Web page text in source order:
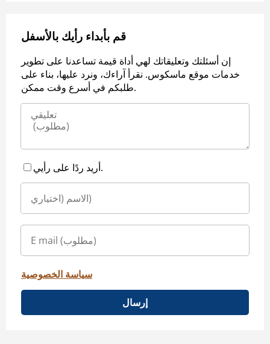
قم بأبداء رأيك بالأسفل
إن أسئلتك وتعليقاتك لهي أداة قيمة تساعدنا على تطوير
خدمات موقع ماسكوس. نقرأ آراءك، ونرد عليها، بناء على
طلبكم في أسرع وقت ممكن.
أريد ردًا على رأيي.
سياسة الخصوصية
إرسال